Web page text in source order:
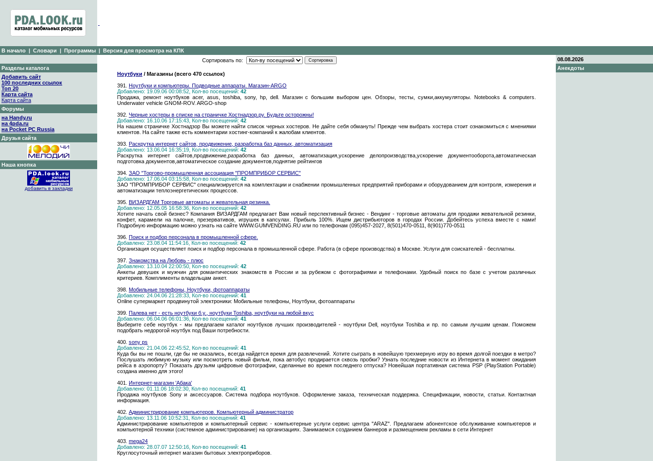
В начало | Словари | Программы | Версия для просмотра на КПК
Разделы каталога
Добавить сайт
100 последних ссылок
Топ 20
Карта сайта
Карта сайта
Форумы
на Handy.ru
на 4pda.ru
на Pocket PC Russia
Друзья сайта
Наша кнопка
добавить в закладки
Сортировать по:
Ноутбуки / Магазины (всего 470 ссылок)
391. Ноутбуки и компьютеры. Подводные аппараты. Магазин-ARGO
Добавлено: 19.09.06 00:08:52, Кол-во посещений: 42
Продажа, ремонт ноутбуков acer, asus, toshiba, sony, hp, dell. Магазин с большим выбором цен. Обзоры, тесты, сумки,аккумуляторы. Notebooks & computers.
Underwater vehicle GNOM-ROV. ARGO-shop
392. Черные хостеры в списке на страничке Хостнадзор.ру. Будьте осторожны!
Добавлено: 16.10.06 17:15:43, Кол-во посещений: 42
На нашем страничке Хостнадзор Вы можете найти список черных хостеров. Не дайте себя обмануть! Прежде чем выбрать хостера стоит ознакомиться с мнениями
клиентов. На сайте также есть комментарии хостинг-компаний к жалобам клиентов.
393. Раскрутка интернет сайтов, продвижение, разработка баз данных, автоматизация
Добавлено: 13.06.04 16:35:19, Кол-во посещений: 42
Раскрутка интернет сайтов,продвижение,разработка баз данных, автоматизация,ускорение делопроизводства,ускорение документооборота,автоматическая
подготовка документов,автоматическое создание документов,поднятие рейтингов
394. ЗАО "Торгово-промышленная ассоциация "ПРОМПРИБОР СЕРВИС"
Добавлено: 17.06.04 03:15:58, Кол-во посещений: 42
ЗАО "ПРОМПРИБОР СЕРВИС" специализируется на комплектации и снабжении промышленных предприятий приборами и оборудованием для контроля, измерения и
автоматизации теплоэнергетических процессов.
395. ВИЗАРДГАМ Торговые автоматы и жевательная резинка.
Добавлено: 12.05.05 16:58:36, Кол-во посещений: 42
Хотите начать свой бизнес? Компания ВИЗАРДГАМ предлагает Вам новый перспективный бизнес - Вендинг - торговые автоматы для продажи жевательной резинки,
конфет, карамели на палочке, презервативов, игрушек в капсулах. Прибыль 100%. Ищем дистрибьюторов в городах России. Добейтесь успеха вместе с нами!
Подробную информацию можно узнать на сайте WWW.GUMVENDING.RU или по телефонам (095)457-2027, 8(501)470-0511, 8(901)770-0511
396. Поиск и подбор персонала в промышленной сфере.
Добавлено: 23.08.04 11:54:16, Кол-во посещений: 42
Организация осуществляет поиск и подбор персонала в промышленной сфере. Работа (в сфере производства) в Москве. Услуги для соискателей - бесплатны.
397. Знакомства на Любовь - плюс
Добавлено: 13.10.04 22:00:50, Кол-во посещений: 42
Анкеты девушек и мужчин для романтических знакомств в России и за рубежом с фотографиями и телефонами. Удобный поиск по базе с учетом различных
критериев. Комплименты владельцам анкет.
398. Мобильные телефоны, Ноутбуки, фотоаппараты
Добавлено: 24.04.06 21:28:33, Кол-во посещений: 41
Online супермаркет продвинутой электроники: Мобильные телефоны, Ноутбуки, фотоаппараты
399. Палева нет - есть ноутбуки б.у., ноутбуки Toshiba, ноутбуки на любой вкус
Добавлено: 06.04.06 06:01:36, Кол-во посещений: 41
Выберите себе ноутбук - мы предлагаем каталог ноутбуков лучших производителей - ноутбуки Dell, ноутбуки Toshiba и пр. по самым лучшим ценам. Поможем
подобрать недорогой ноутбук под Ваши потребности.
400. sony ps
Добавлено: 21.04.06 22:45:52, Кол-во посещений: 41
Куда бы вы не пошли, где бы не оказались, всегда найдется время для развлечений. Хотите сыграть в новейшую трехмерную игру во время долгой поездки в метро?
Послушать любимую музыку или посмотреть новый фильм, пока автобус продирается сквозь пробки? Узнать последние новости из Интернета в момент ожидания
рейса в аэропорту? Показать друзьям цифровые фотографии, сделанные во время последнего отпуска? Новейшая портативная система PSP (PlayStation Portable)
создана именно для этого!
401. Интернет-магазин 'Абака'
Добавлено: 01.11.06 18:02:30, Кол-во посещений: 41
Продажа ноутбуков Sony и аксессуаров. Система подбора ноутбуков. Оформление заказа, техническая поддержка. Спецификации, новости, статьи. Контактная
информация.
402. Администрирование компьютеров. Компьютерный администратор
Добавлено: 13.11.06 10:52:31, Кол-во посещений: 41
Администрирование компьютеров и компьютерный сервис - компьютерные услуги сервис центра "ARAZ". Предлагаем абонентское обслуживание компьютеров и
компьютерной техники (системное администрирование) на организациях. Занимаемся созданием баннеров и размещением рекламы в сети Интернет
403. mega24
Добавлено: 28.07.07 12:50:16, Кол-во посещений: 41
Круглосуточный интернет магазин бытовых электроприборов.
08.08.2026
Анекдоты